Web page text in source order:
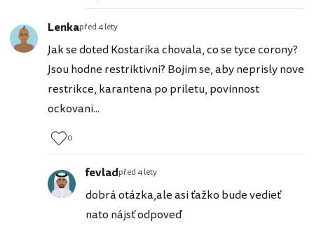
Lenkapřed 4 lety
Jak se doted Kostarika chovala, co se tyce corony?
Jsou hodne restriktivni? Bojim se, aby neprisly nove
restrikce, karantena po priletu, povinnost
ockovani...
0
fevladpřed 4 lety
dobrá otázka,ale asi ťažko bude vedieť
nato nájsť odpoveď